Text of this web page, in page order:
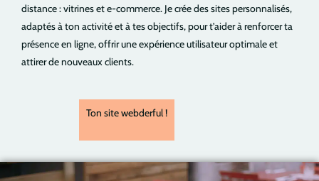
distance : vitrines et e-commerce. Je crée des sites personnalisés,
adaptés à ton activité et à tes objectifs, pour t’aider à renforcer ta
présence en ligne, offrir une expérience utilisateur optimale et
attirer de nouveaux clients.
Ton site webderful !